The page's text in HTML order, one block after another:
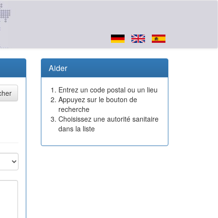
Aider
Entrez un code postal ou un lieu
Appuyez sur le bouton de
recherche
Choisissez une autorité sanitaire
dans la liste